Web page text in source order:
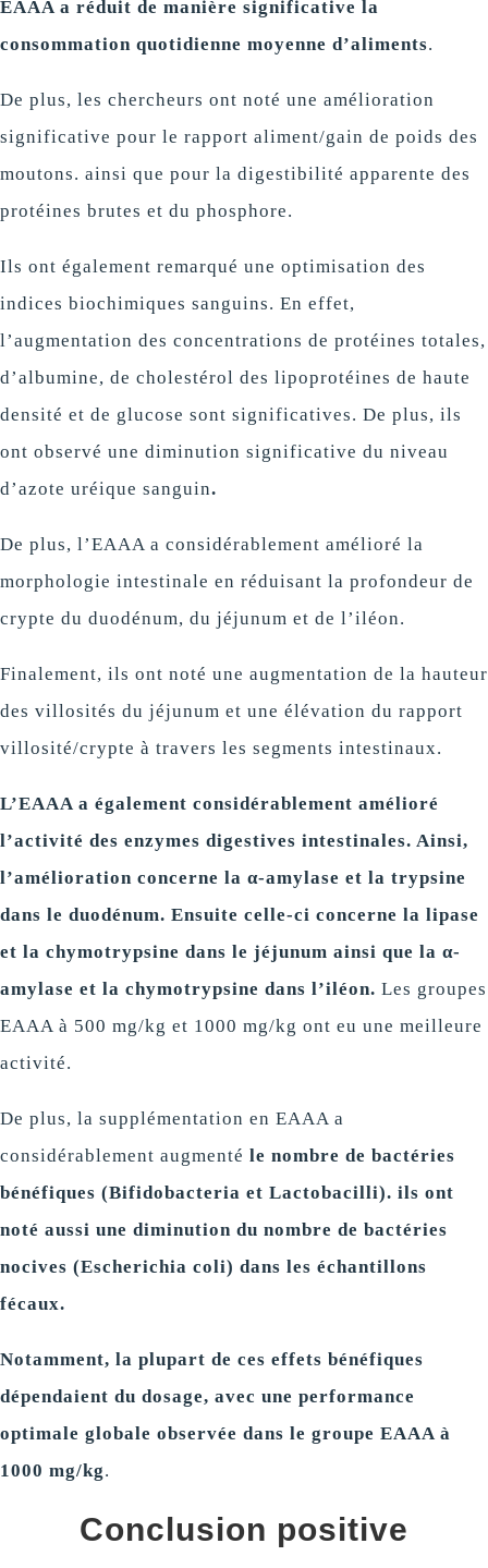
EAAA a réduit de manière significative la
consommation quotidienne moyenne d’aliments.
De plus, les chercheurs ont noté une amélioration
significative pour le rapport aliment/gain de poids des
moutons. ainsi que pour la digestibilité apparente des
protéines brutes et du phosphore.
Ils ont également remarqué une optimisation des
indices biochimiques sanguins. En effet,
l’augmentation des concentrations de protéines totales,
d’albumine, de cholestérol des lipoprotéines de haute
densité et de glucose sont significatives. De plus, ils
ont observé une diminution significative du niveau
d’azote uréique sanguin.
De plus, l’EAAA a considérablement amélioré la
morphologie intestinale en réduisant la profondeur de
crypte du duodénum, du jéjunum et de l’iléon.
Finalement, ils ont noté une augmentation de la hauteur
des villosités du jéjunum et une élévation du rapport
villosité/crypte à travers les segments intestinaux.
L’EAAA a également considérablement amélioré
l’activité des enzymes digestives intestinales. Ainsi,
l’amélioration concerne la α-amylase et la trypsine
dans le duodénum. Ensuite celle-ci concerne la lipase
et la chymotrypsine dans le jéjunum ainsi que la α-
amylase et la chymotrypsine dans l’iléon. Les groupes
EAAA à 500 mg/kg et 1000 mg/kg ont eu une meilleure
activité.
De plus, la supplémentation en EAAA a
considérablement augmenté le nombre de bactéries
bénéfiques (Bifidobacteria et Lactobacilli). ils ont
noté aussi une diminution du nombre de bactéries
nocives (Escherichia coli) dans les échantillons
fécaux.
Notamment, la plupart de ces effets bénéfiques
dépendaient du dosage, avec une performance
optimale globale observée dans le groupe EAAA à
1000 mg/kg.
Conclusion positive